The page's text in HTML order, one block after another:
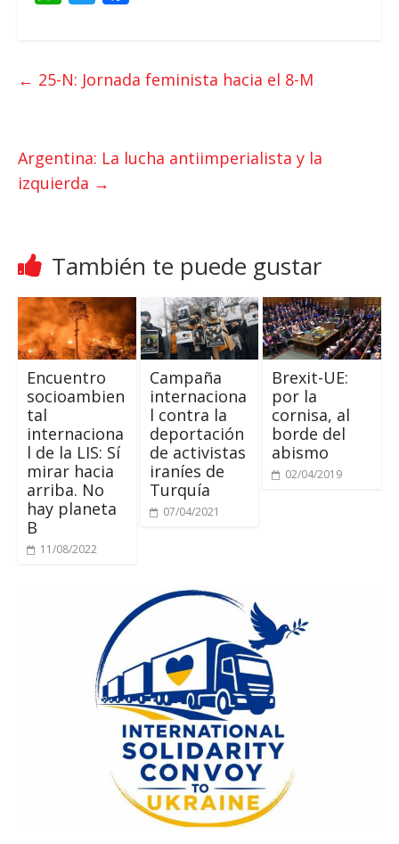
t
p
p
r
e
o
← 25-N: Jornada feminista hacia el 8-M
Argentina: La lucha antiimperialista y la
izquierda →
También te puede gustar
Encuentro
socioambien
tal
internaciona
l de la LIS: Sí
mirar hacia
arriba. No
hay planeta
B
11/08/2022
Campaña
internaciona
l contra la
deportación
de activistas
iraníes de
Turquía
07/04/2021
Brexit-UE:
por la
cornisa, al
borde del
abismo
02/04/2019